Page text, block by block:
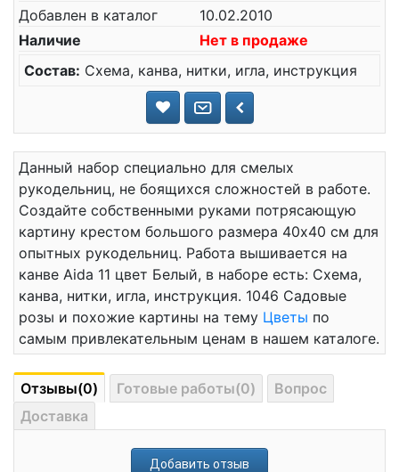
Добавлен в каталог
10.02.2010
Наличие
Нет в продаже
Состав: Схема, канва, нитки, игла, инструкция
Данный набор специально для смелых
рукодельниц, не боящихся сложностей в работе.
Создайте собственными руками потрясающую
картину крестом большого размера 40x40 см для
опытных рукодельниц. Работа вышивается на
канве Aida 11 цвет Белый, в наборе есть: Схема,
канва, нитки, игла, инструкция. 1046 Садовые
розы и похожие картины на тему Цветы по
самым привлекательным ценам в нашем каталоге.
Отзывы(0) Готовые работы(0)
Вопрос
Доставка
Добавить отзыв